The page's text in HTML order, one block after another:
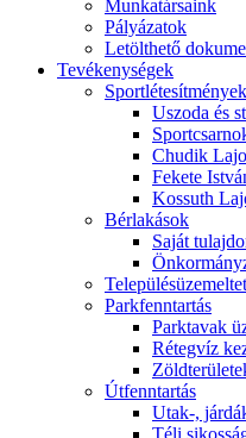
Munkatársaink
Pályázatok
Letölthető
Tevékenységek
Sportlétesítmények
Uszoda és
Chudik
Fekete
Kossuth
Bérlakások
Saját
Parkfenntartás
Parktavak
Rétegvíz
Útfenntartás
Utak-,
Téli